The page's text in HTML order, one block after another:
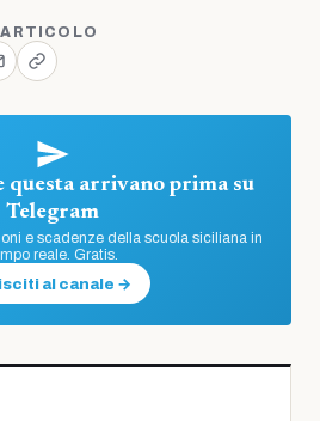
questa arrivano prima su
Telegram
e scadenze della scuola siciliana in
reale. Gratis.
al canale →